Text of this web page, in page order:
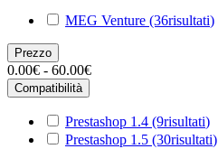
MEG Venture (36risultati)
Prezzo
0.00€ - 60.00€
Compatibilità
Prestashop 1.4 (9risultati)
Prestashop 1.5 (30risultati)